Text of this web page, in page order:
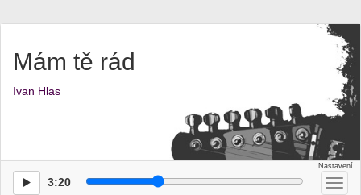
Mám tě rád
Ivan Hlas
3:20